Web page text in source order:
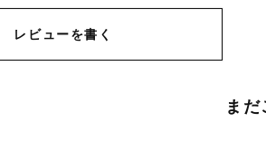
レビューを書く
ま